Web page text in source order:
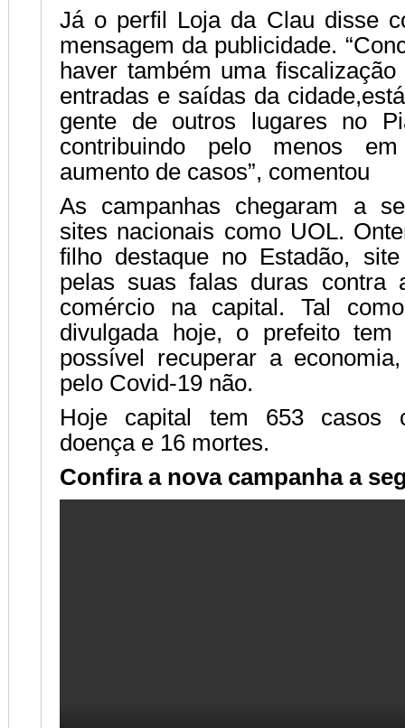
Já o perfil Loja da Clau disse
mensagem da publicidade.
haver também uma
entradas e saídas da
gente de outros lugares no
contribuindo pelo menos
aumento de casos”, comentou
As campanhas chegaram a
sites nacionais como UOL.
filho destaque no Estadão,
pelas suas falas duras contra
comércio na capital. Tal
divulgada hoje, o prefeito
possível recuperar a
pelo Covid-19 não.
Hoje capital tem 653 casos
doença e 16 mortes.
Confira a nova campanha a